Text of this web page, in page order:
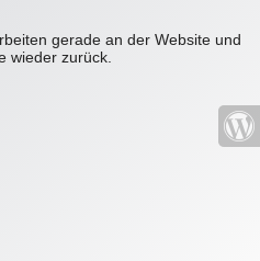
gerade an der Website und
wieder zurück.